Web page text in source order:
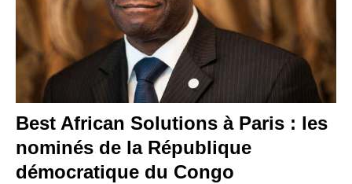
Best African Solutions à Paris : les
nominés de la République
démocratique du Congo